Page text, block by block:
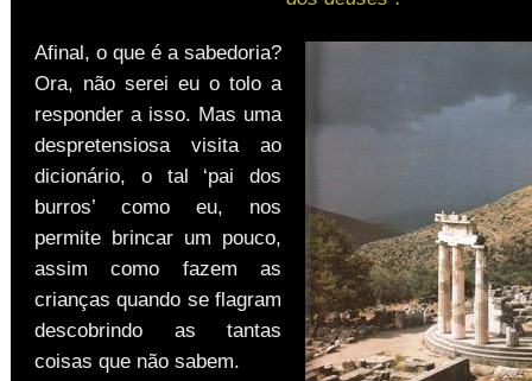
Afinal, o que é a sabedoria?
Ora, não serei eu o tolo a
responder a isso. Mas uma
despretensiosa visita ao
dicionário, o tal ‘pai dos
burros’ como eu, nos
permite brincar um pouco,
assim como fazem as
crianças quando se flagram
descobrindo as tantas
coisas que não sabem.